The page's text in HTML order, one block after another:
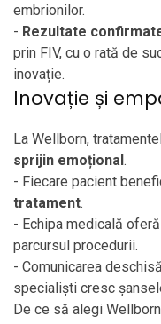
embrionilor.
- Rezultate
prin FIV, cu o rată de
inovație.
Inovație și
La Wellborn,
sprijin emoțional.
- Fiecare pacient
tratament.
- Echipa medicală oferă
parcursul procedurii.
- Comunicarea
specialiști cresc
De ce să alegi